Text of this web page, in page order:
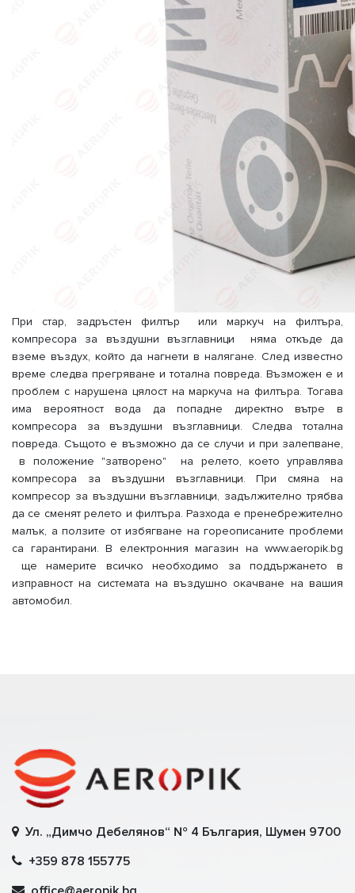
При стар, задръстен филтър или маркуч на филтъра,
компресора за въздушни възглавници няма откъде да
вземе въздух, който да нагнети в налягане. След известно
време следва прегряване и тотална повреда. Възможен е и
проблем с нарушена цялост на маркуча на филтъра. Тогава
има вероятност вода да попадне директно вътре в
компресора за въздушни възглавници. Следва тотална
повреда. Същото е възможно да се случи и при залепване,
в положение "затворено" на релето, което управлява
компресора за въздушни възглавници. При смяна на
компресор за въздушни възглавници, задължително трябва
да се сменят релето и филтъра. Разхода е пренебрежително
малък, а ползите от избягване на гореописаните проблеми
са гарантирани. В електронния магазин на www.aeropik.bg
ще намерите всичко необходимо за поддържането в
изправност на системата на въздушно окачване на вашия
автомобил.
Ул. „Димчо Дебелянов“ № 4 България, Шумен 9700
+359 878 155775